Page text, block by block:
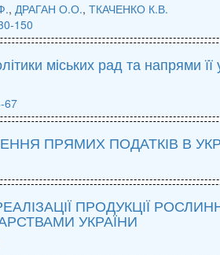
, ДРАГАН О.О., ТКАЧЕНКО К.В.
150
міських рад та напрями
67
ПРЯМИХ ПОДАТКІВ В
ПРОДУКЦІЇ
УКРАЇНИ